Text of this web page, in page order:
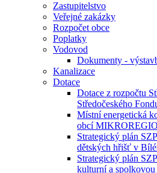
Zastupitelstvo
Veřejné zakázky
Rozpočet obce
Poplatky
Vodovod
Dokumenty -
Kanalizace
Dotace
Dotace z rozpočtu
Středočeského
Místní energetická
obcí
Strategický plán
dětských hřišť v
Strategický plán
kulturní a